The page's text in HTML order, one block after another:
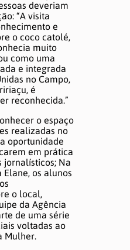
deveriam
“A visita
e
o coco catolé,
muito
como uma
e integrada
no Campo,
é
reconhecida.”
o espaço
realizadas no
oportunidade
em prática
jornalísticos; Na
os alunos
o local,
da Agência
de uma série
voltadas ao
Mulher.